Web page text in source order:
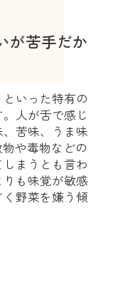
が苦手だか
いった特有の
人が舌で感じ
苦味、うま味
や毒物などの
まうとも言わ
も味覚が敏感
野菜を嫌う傾